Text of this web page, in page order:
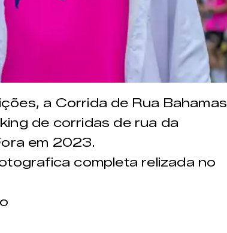
a Corrida de Rua Bahamas
de corridas de rua da
em 2023.
completa relizada no